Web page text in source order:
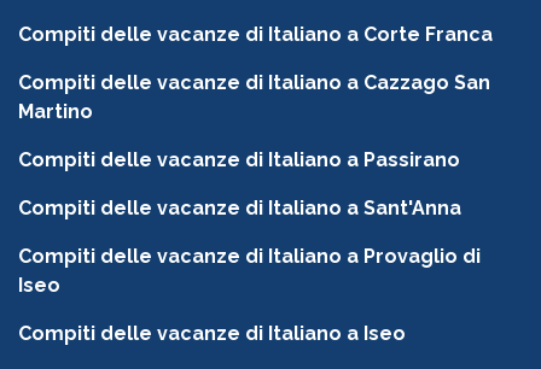
Compiti delle vacanze di Italiano a Corte Franca
Compiti delle vacanze di Italiano a Cazzago San
Martino
Compiti delle vacanze di Italiano a Passirano
Compiti delle vacanze di Italiano a Sant'Anna
Compiti delle vacanze di Italiano a Provaglio di
Iseo
Compiti delle vacanze di Italiano a Iseo